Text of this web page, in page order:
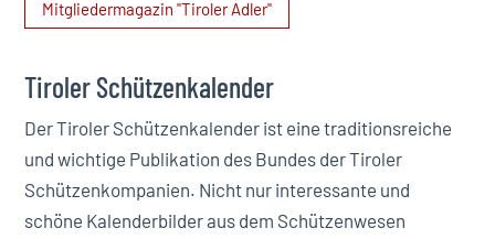
Mitgliedermagazin "Tiroler Adler"
Tiroler Schützenkalender
Der Tiroler Schützenkalender ist eine traditionsreiche
und wichtige Publikation des Bundes der Tiroler
Schützenkompanien. Nicht nur interessante und
schöne Kalenderbilder aus dem Schützenwesen